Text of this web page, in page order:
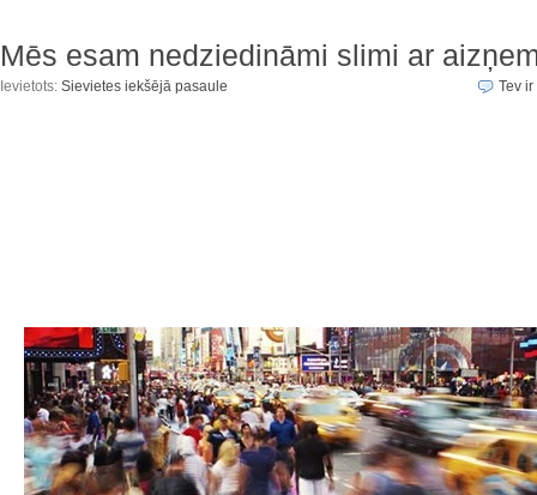
Mēs esam nedziedināmi slimi ar
Ievietots: Sievietes iekšējā pasaule Tev ir